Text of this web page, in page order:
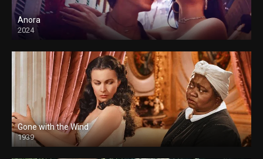
Anora
2024
Gone with the Wind
1939